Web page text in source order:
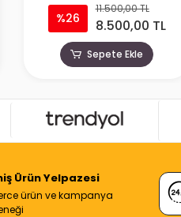
%26
11.500,00 TL
8.500,00 TL
Sepete Ekle
Ürün Yelpazesi
ürün ve kampanya